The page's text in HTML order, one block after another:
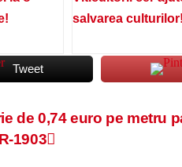
salvarea culturilor!
Tweet
de 0,74 euro pe metru
1903